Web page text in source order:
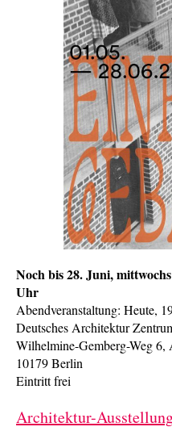
Noch bis 28. Juni,
Uhr
Abendveranstaltung: Heute,
Deutsches Architektur
Wilhelmine-Gemberg-Weg 6,
10179 Berlin
Eintritt frei
Architektur-